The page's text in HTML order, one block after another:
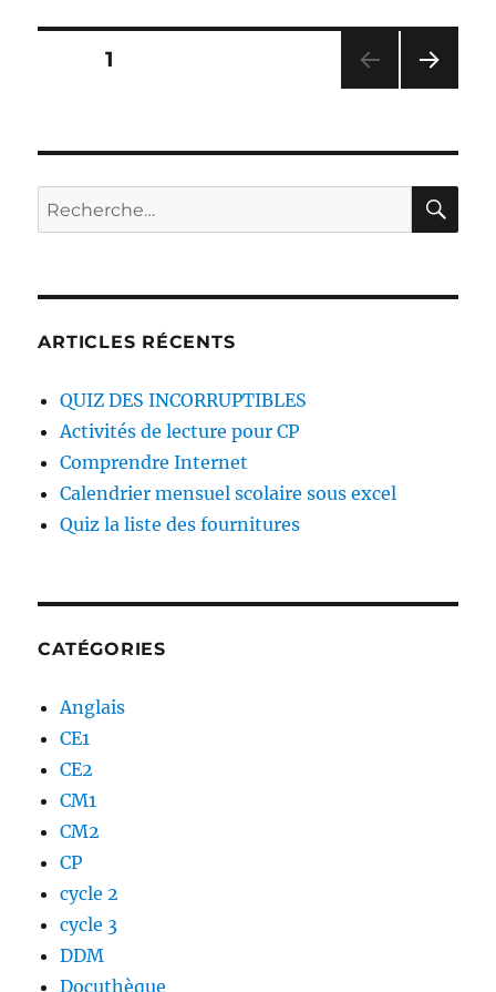
fournitures
Pagination
publications
PAGE1
ANT
E
Recherche
pour :
ARTICLES RÉCENTS
QUIZ DES INCORRUPTIBLES
Activités de lecture pour CP
Comprendre Internet
Calendrier mensuel scolaire sous excel
Quiz la liste des fournitures
CATÉGORIES
Anglais
CE1
CE2
CM1
CM2
CP
cycle 2
cycle 3
DDM
Docuthèque